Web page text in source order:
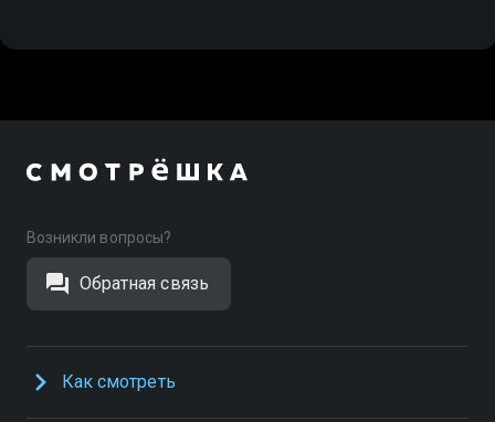
Возникли вопросы?
Обратная связь
Как смотреть